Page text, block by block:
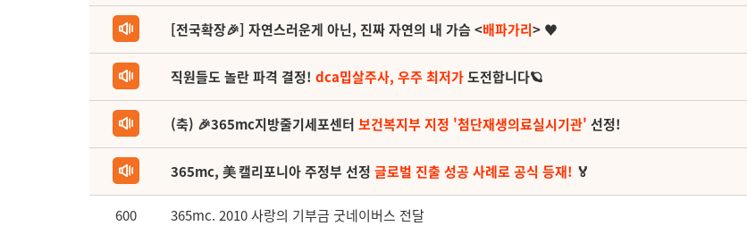
[전국확장🎉] 자연스러운게 아닌, 진짜 자연의 내 가슴 <배파가리> ♥
직원들도 놀란 파격 결정! dca밉살주사, 우주 최저가도전합니다🪐
(축) 🎉365mc지방줄기세포센터 보건복지부 지정 '첨단재생의료실시기관' 선정!
365mc, 美 캘리포니아 주정부 선정 글로벌 진출 성공 사례로 공식 등재! 🏅
600 365mc. 2010 사랑의 기부금 굿네이버스 전달